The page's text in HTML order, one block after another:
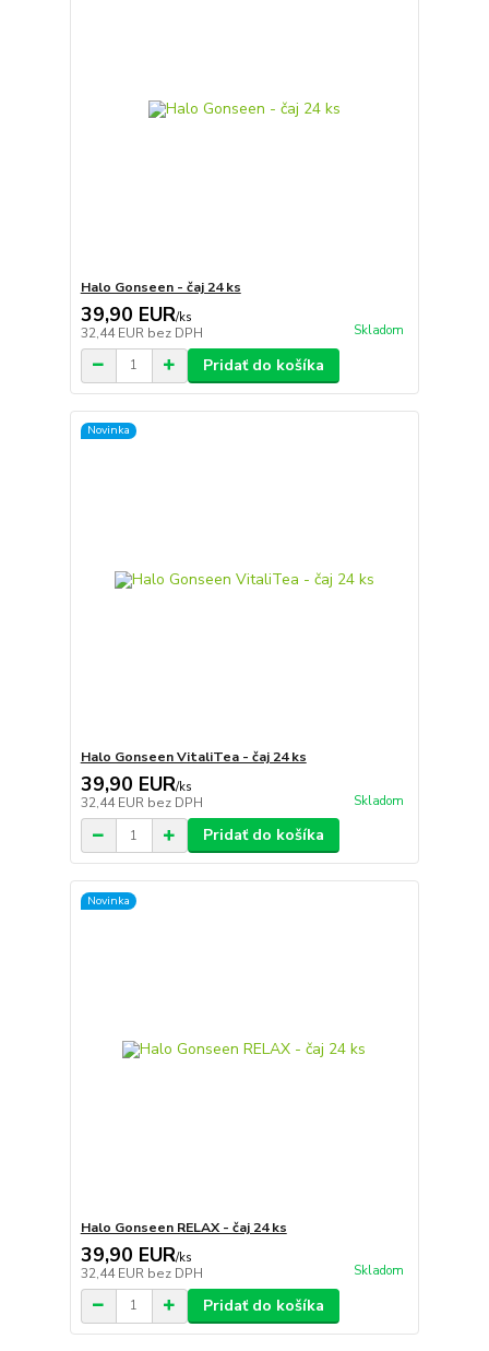
Halo Gonseen - čaj 24 ks
39,90 EUR/ks
32,44 EUR bez DPH Skladom
Pridať do košíka
Novinka
Halo Gonseen VitaliTea - čaj 24 ks
39,90 EUR/ks
32,44 EUR bez DPH Skladom
Pridať do košíka
Novinka
Halo Gonseen RELAX - čaj 24 ks
39,90 EUR/ks
32,44 EUR bez DPH Skladom
Pridať do košíka